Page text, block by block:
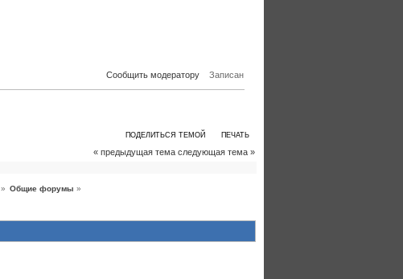
Сообщить модератору Записан
ПОДЕЛИТЬСЯ ТЕМОЙ ПЕЧАТЬ
« предыдущая тема следующая тема »
» Общие форумы »